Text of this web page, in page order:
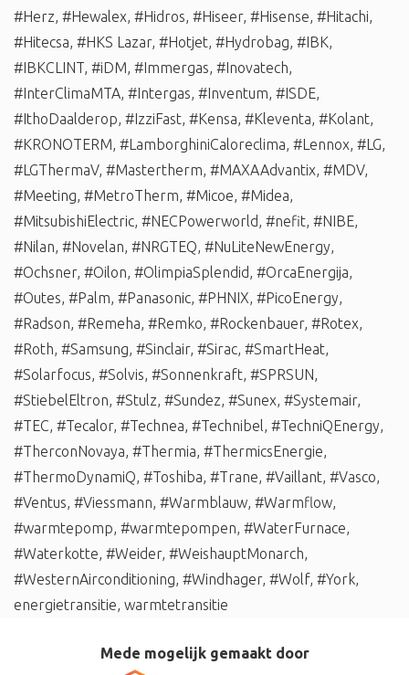
#Herz, #Hewalex, #Hidros, #Hiseer, #Hisense, #Hitachi,
#Hitecsa, #HKS Lazar, #Hotjet, #Hydrobag, #IBK,
#IBKCLINT, #iDM, #Immergas, #Inovatech,
#InterClimaMTA, #Intergas, #Inventum, #ISDE,
#IthoDaalderop, #IzziFast, #Kensa, #Kleventa, #Kolant,
#KRONOTERM, #LamborghiniCaloreclima, #Lennox, #LG,
#LGThermaV, #Mastertherm, #MAXAAdvantix, #MDV,
#Meeting, #MetroTherm, #Micoe, #Midea,
#MitsubishiElectric, #NECPowerworld, #nefit, #NIBE,
#Nilan, #Novelan, #NRGTEQ, #NuLiteNewEnergy,
#Ochsner, #Oilon, #OlimpiaSplendid, #OrcaEnergija,
#Outes, #Palm, #Panasonic, #PHNIX, #PicoEnergy,
#Radson, #Remeha, #Remko, #Rockenbauer, #Rotex,
#Roth, #Samsung, #Sinclair, #Sirac, #SmartHeat,
#Solarfocus, #Solvis, #Sonnenkraft, #SPRSUN,
#StiebelEltron, #Stulz, #Sundez, #Sunex, #Systemair,
#TEC, #Tecalor, #Technea, #Technibel, #TechniQEnergy,
#TherconNovaya, #Thermia, #ThermicsEnergie,
#ThermoDynamiQ, #Toshiba, #Trane, #Vaillant, #Vasco,
#Ventus, #Viessmann, #Warmblauw, #Warmflow,
#warmtepomp, #warmtepompen, #WaterFurnace,
#Waterkotte, #Weider, #WeishauptMonarch,
#WesternAirconditioning, #Windhager, #Wolf, #York,
energietransitie, warmtetransitie
Mede mogelijk gemaakt door